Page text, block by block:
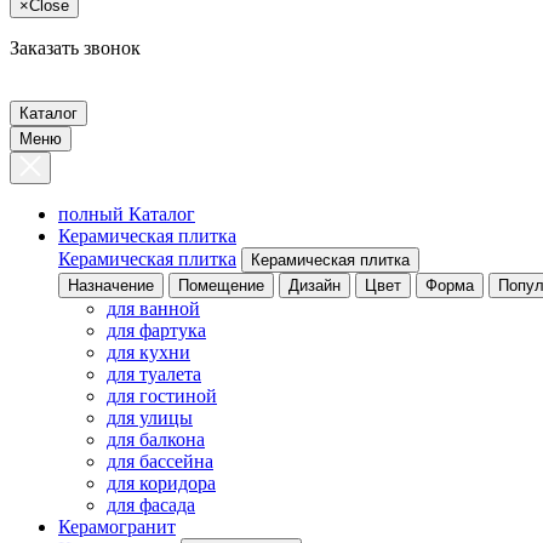
×Close
Заказать звонок
Каталог
Меню
полный Каталог
Керамическая плитка
Керамическая плитка
Керамическая плитка
Назначение
Помещение Дизайн Цвет Форма
для ванной
для фартука
для кухни
для туалета
для гостиной
для улицы
для балкона
для бассейна
для коридора
для фасада
Керамогранит